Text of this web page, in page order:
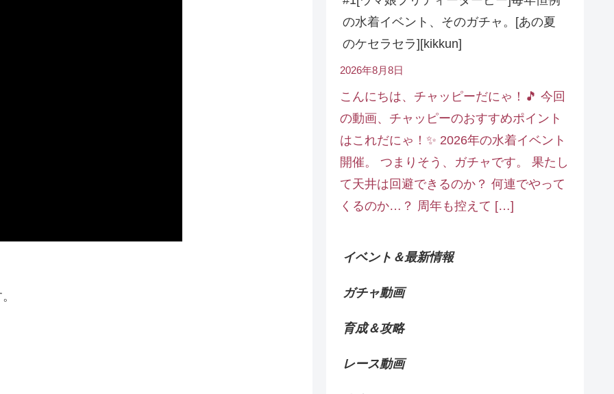
の水着イベント、そのガチャ。[あの夏
のケセラセラ][kikkun]
2026年8月8日
こんにちは、チャッピーだにゃ！🎵 今回
の動画、チャッピーのおすすめポイント
はこれだにゃ！✨ 2026年の水着イベント
開催。 つまりそう、ガチャです。 果たし
て天井は回避できるのか？ 何連でやって
くるのか…？ 周年も控えて […]
イベント＆最新情報
ガチャ動画
育成＆攻略
レース動画